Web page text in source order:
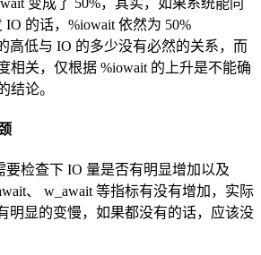
IO 的话，%iowait 依然为 50%
高低与 IO 的多少没有必然的关系，而
相关，仅根据 %iowait 的上升是不能确
结论。
要检查下 IO 量是否有明显增加以及
、 w_await 等指标有没有增加，实际
明显的变慢，如果都没有的话，应该没